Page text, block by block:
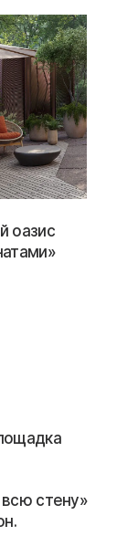
оазис
стену»